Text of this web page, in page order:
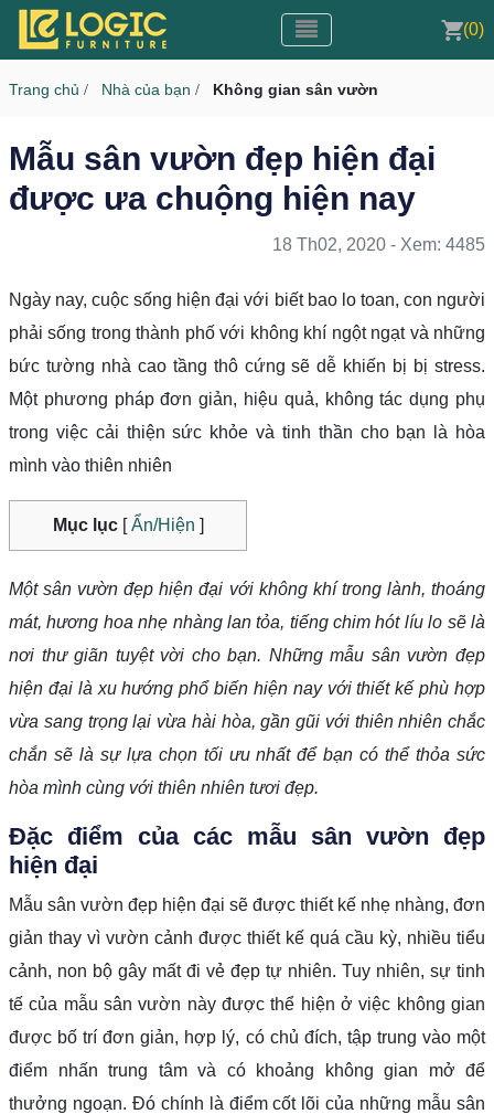
Toggle navigation
CMS v3.0 Toggle navigation(0)
Trang chủ / Nhà của bạn / Không gian sân vườn
Mẫu sân vườn đẹp hiện đại
được ưa chuộng hiện nay
18 Th02, 2020 - Xem: 4485
Ngày nay, cuộc sống hiện đại với biết bao lo toan, con người
phải sống trong thành phố với không khí ngột ngạt và những
bức tường nhà cao tầng thô cứng sẽ dễ khiến bị bị stress.
Một phương pháp đơn giản, hiệu quả, không tác dụng phụ
trong việc cải thiện sức khỏe và tinh thần cho bạn là hòa
mình vào thiên nhiên
Mục lục[Ẩn/Hiện ]
Một sân vườn đẹp hiện đại với không khí trong lành, thoáng
mát, hương hoa nhẹ nhàng lan tỏa, tiếng chim hót líu lo sẽ là
nơi thư giãn tuyệt vời cho bạn. Những mẫu sân vườn đẹp
hiện đại là xu hướng phổ biến hiện nay với thiết kế phù hợp
vừa sang trọng lại vừa hài hòa, gần gũi với thiên nhiên chắc
chắn sẽ là sự lựa chọn tối ưu nhất để bạn có thể thỏa sức
hòa mình cùng với thiên nhiên tươi đẹp.
Đặc điểm của các mẫu sân vườn đẹp
hiện đại
Mẫu sân vườn đẹp hiện đại sẽ được thiết kế nhẹ nhàng, đơn
giản thay vì vườn cảnh được thiết kế quá cầu kỳ, nhiều tiểu
cảnh, non bộ gây mất đi vẻ đẹp tự nhiên. Tuy nhiên, sự tinh
tế của mẫu sân vườn này được thể hiện ở việc không gian
được bố trí đơn giản, hợp lý, có chủ đích, tập trung vào một
điểm nhấn trung tâm và có khoảng không gian mở để
thưởng ngoạn. Đó chính là điểm cốt lõi của những mẫu sân